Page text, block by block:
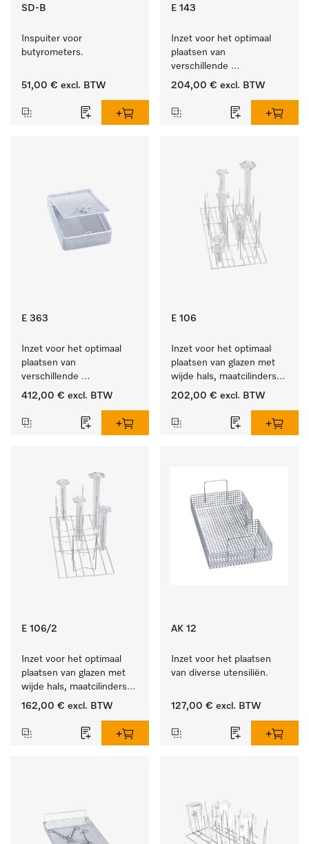
SD-B
Inspuiter voor
butyrometers.
51,00 € excl. BTW
E 143
Inzet voor het optimaal
plaatsen van
verschillende
instrumenten.
204,00 € excl. BTW
E 363
Inzet voor het optimaal
plaatsen van
verschillende
instrumenten.
412,00 € excl. BTW
E 106
Inzet voor het optimaal
plaatsen van glazen met
wijde hals, maatcilinders
enz.
202,00 € excl. BTW
E 106/2
Inzet voor het optimaal
plaatsen van glazen met
wijde hals, maatcilinders
enz.
162,00 € excl. BTW
AK 12
Inzet voor het plaatsen
van diverse utensiliën.
127,00 € excl. BTW